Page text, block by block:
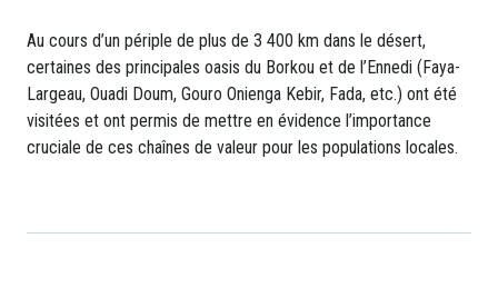
Au cours d’un périple de plus de 3 400 km dans le désert,
certaines des principales oasis du Borkou et de l’Ennedi (Faya-
Largeau, Ouadi Doum, Gouro Onienga Kebir, Fada, etc.) ont été
visitées et ont permis de mettre en évidence l’importance
cruciale de ces chaînes de valeur pour les populations locales.